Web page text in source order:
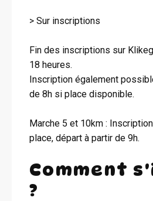
> Sur inscriptions
Fin des inscriptions sur
18 heures.
Inscription également
de 8h si place disponible.
Marche 5 et 10km :
place, départ à partir de 9h.
Comment
?